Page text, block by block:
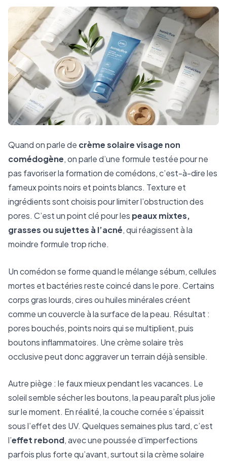
Quand on parle de crème solaire visage non
comédogène, on parle d’une formule testée pour ne
pas favoriser la formation de comédons, c’est-à-dire les
fameux points noirs et points blancs. Texture et
ingrédients sont choisis pour limiter l’obstruction des
pores. C’est un point clé pour les peaux mixtes,
grasses ou sujettes à l’acné, qui réagissent à la
moindre formule trop riche.
Un comédon se forme quand le mélange sébum, cellules
mortes et bactéries reste coincé dans le pore. Certains
corps gras lourds, cires ou huiles minérales créent
comme un couvercle à la surface de la peau. Résultat :
pores bouchés, points noirs qui se multiplient, puis
boutons inflammatoires. Une crème solaire très
occlusive peut donc aggraver un terrain déjà sensible.
Autre piège : le faux mieux pendant les vacances. Le
soleil semble sécher les boutons, la peau paraît plus jolie
sur le moment. En réalité, la couche cornée s’épaissit
sous l’effet des UV. Quelques semaines plus tard, c’est
l’effet rebond, avec une poussée d’imperfections
parfois plus forte qu’avant, surtout si la crème solaire